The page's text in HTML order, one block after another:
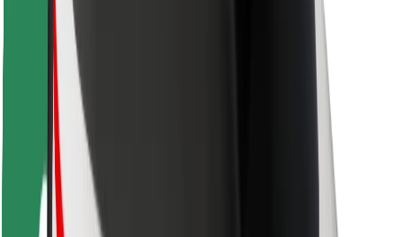
Varnost skirojev
Varnostni kotiček
Mesta
Lokacije
Rešitve za mesto